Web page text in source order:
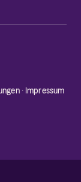
· Impressum